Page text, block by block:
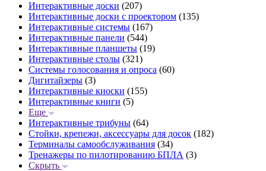
Интерактивные доски (207)
Интерактивные доски с проектором (135)
Интерактивные системы (167)
Интерактивные панели (544)
Интерактивные планшеты (19)
Интерактивные столы (321)
Системы голосования и опроса (60)
Дигитайзеры (3)
Интерактивные киоски (155)
Интерактивные книги (5)
Еще
Интерактивные трибуны (64)
Стойки, крепежи, аксессуары для досок (182)
Терминалы самообслуживания (34)
Тренажеры по пилотированию БПЛА (3)
Скрыть